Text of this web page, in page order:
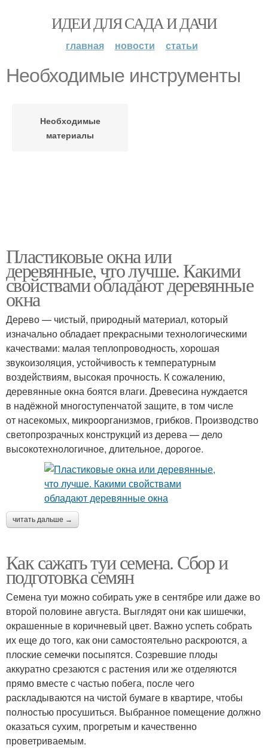
ИДЕИ ДЛЯ САДА И ДАЧИ
главная новости статьи
Необходимые инструменты
Необходимые
материалы
Пластиковые окна или
деревянные, что лучше. Какими
свойствами обладают деревянные
окна
Дерево — чистый, природный материал, который
изначально обладает прекрасными технологическими
качествами: малая теплопроводность, хорошая
звукоизоляция, устойчивость к температурным
воздействиям, высокая прочность. К сожалению,
деревянные окна боятся влаги. Древесина нуждается
в надёжной многоступенчатой защите, в том числе
от насекомых, микроорганизмов, грибков. Производство
светопрозрачных конструкций из дерева — дело
высокотехнологичное, длительное, дорогое.
читать дальше →
Как сажать туи семена. Сбор и
подготовка семян
Семена туи можно собирать уже в сентябре или даже во
второй половине августа. Выглядят они как шишечки,
окрашенные в коричневый цвет. Важно успеть собрать
их еще до того, как они самостоятельно раскроются, а
плоские семечки посыпятся. Созревшие плоды
аккуратно срезаются с растения или же отделяются
прямо вместе с частью побега, после чего
раскладываются на чистой бумаге в квартире, чтобы
полностью просушиться. Выбранное помещение должно
оказаться сухим, прогретым и качественно
проветриваемым.